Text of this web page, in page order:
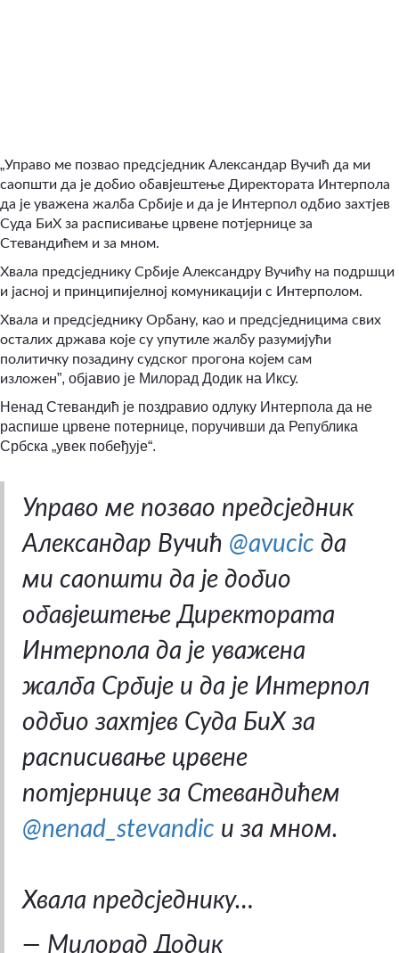
„Управо ме позвао предсједник Александар Вучић да ми
саопшти да је добио обавјештење Директората Интерпола
да је уважена жалба Србије и да је Интерпол одбио захтјев
Суда БиХ за расписивање црвене потјернице за
Стевандићем и за мном.
Хвала предсједнику Србије Александру Вучићу на подршци
и јасној и принципијелној комуникацији с Интерполом.
Хвала и предсједнику Орбану, као и предсједницима свих
осталих држава које су упутиле жалбу разумијући
политичку позадину судског прогона којем сам
изложен”, објавио је Милорад Додик на Иксу.
Ненад Стевандић је поздравио одлуку Интерпола да не
распише црвене потернице, поручивши да Република
Србска „увек побеђује“.
Управо ме позвао предсједник
Александар Вучић @avucic да
ми саопшти да је добио
обавјештење Директората
Интерпола да је уважена
жалба Србије и да је Интерпол
одбио захтјев Суда БиХ за
расписивање црвене
потјернице за Стевандићем
@nenad_stevandic и за мном.
Хвала предсједнику…
— Милорад Додик